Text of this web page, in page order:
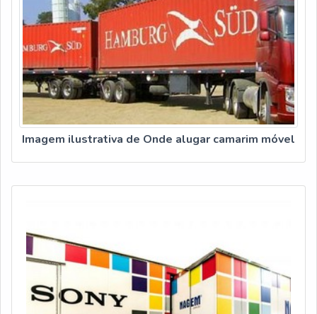
Imagem ilustrativa de Onde alugar camarim móvel